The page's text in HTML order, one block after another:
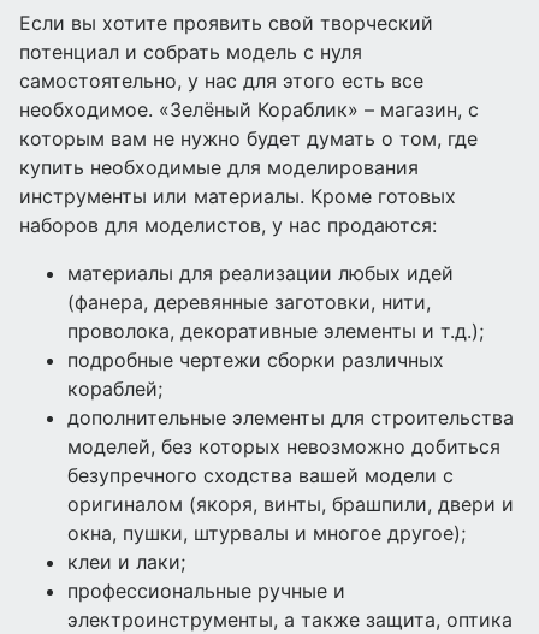
Если вы хотите проявить свой творческий
потенциал и собрать модель с нуля
самостоятельно, у нас для этого есть все
необходимое. «Зелёный Кораблик» – магазин, с
которым вам не нужно будет думать о том, где
купить необходимые для моделирования
инструменты или материалы. Кроме готовых
наборов для моделистов, у нас продаются:
материалы для реализации любых идей
(фанера, деревянные заготовки, нити,
проволока, декоративные элементы и т.д.);
подробные чертежи сборки различных
кораблей;
дополнительные элементы для строительства
моделей, без которых невозможно добиться
безупречного сходства вашей модели с
оригиналом (якоря, винты, брашпили, двери и
окна, пушки, штурвалы и многое другое);
клеи и лаки;
профессиональные ручные и
электроинструменты, а также защита, оптика